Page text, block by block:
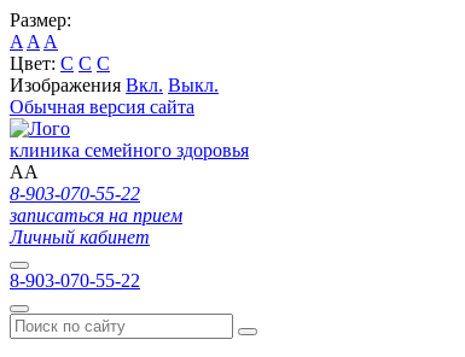
Размер:
A A A
Цвет: C C C
Изображения Вкл. Выкл.
Обычная версия сайта
клиника семейного здоровья
AA
8-903-070-55-22
записаться на прием
Личный кабинет
8-903-070-55-22